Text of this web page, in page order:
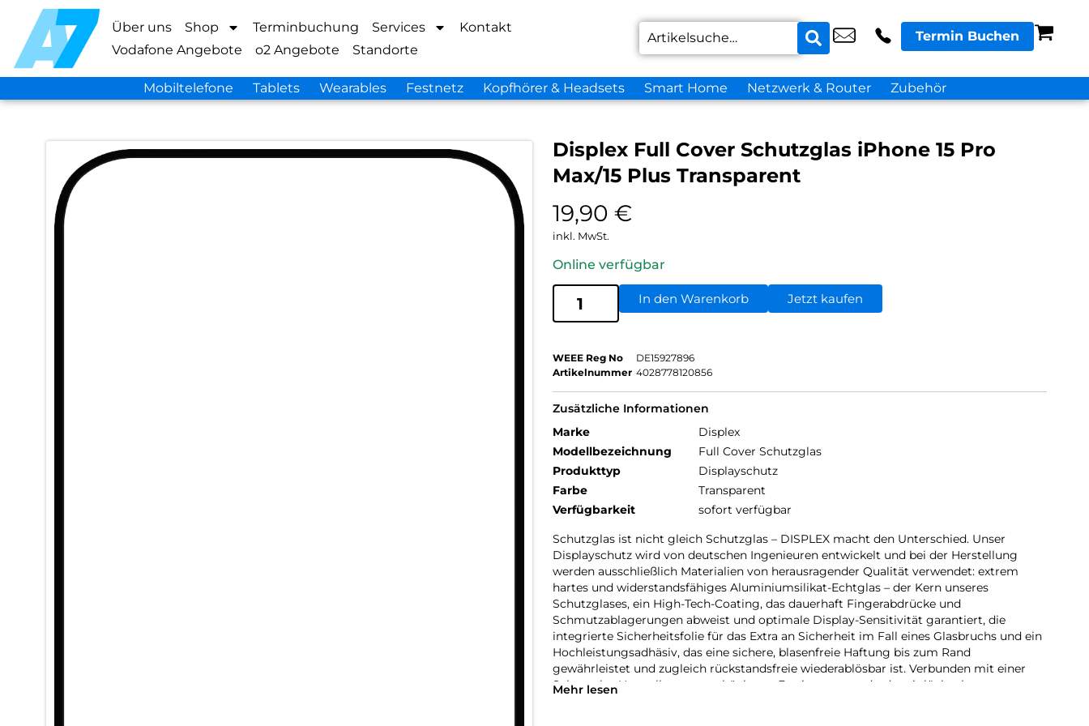
Über uns Shop Terminbuchung Services
Kontakt
Vodafone Angebote
o2 Angebote Standorte
Termin Buchen
Mobiltelefone Tablets Wearables Festnetz Kopfhörer & Headsets Smart Home Netzwerk & Router Zubehör
Displex Full Cover Schutzglas iPhone 15 Pro
Max/15 Plus Transparent
19,90 €
inkl. MwSt.
Online verfügbar
In den Warenkorb Jetzt kaufen
WEEE Reg No
DE15927896
Artikelnummer 4028778120856
Zusätzliche Informationen
Marke
Displex
Modellbezeichnung
Full Cover Schutzglas
Produkttyp
Displayschutz
Farbe
Transparent
Verfügbarkeit
sofort verfügbar
Schutzglas ist nicht gleich Schutzglas – DISPLEX macht den Unterschied. Unser
Displayschutz wird von deutschen Ingenieuren entwickelt und bei der Herstellung
werden ausschließlich Materialien von herausragender Qualität verwendet: extrem
hartes und widerstandsfähiges Aluminiumsilikat-Echtglas – der Kern unseres
Schutzglases, ein High-Tech-Coating, das dauerhaft Fingerabdrücke und
Schmutzablagerungen abweist und optimale Display-Sensitivität garantiert, die
integrierte Sicherheitsfolie für das Extra an Sicherheit im Fall eines Glasbruchs und ein
Hochleistungsadhäsiv, das eine sichere, blasenfreie Haftung bis zum Rand
gewährleistet und zugleich rückstandsfreie wiederablösbar ist. Verbunden mit einer
Schutzglas Herstellung unter höchsten Fertigungsstandards mit lückenloser
Mehr lesen